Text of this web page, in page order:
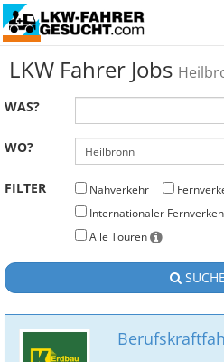
LKW Fahrer Jobs
WAS?
WO?
FILTER Nahverkehr
Internationaler
Alle Touren